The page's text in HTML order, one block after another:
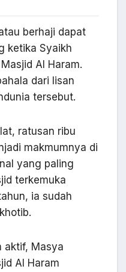
berhaji dapat
ketika Syaikh
Al Haram.
dari lisan
tersebut.
ratusan ribu
makmumnya di
yang paling
terkemuka
ia sudah
aktif, Masya
Al Haram